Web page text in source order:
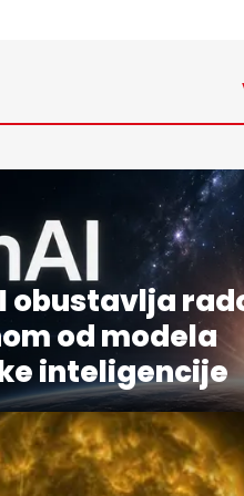
obustavlja
od modela
inteligencije